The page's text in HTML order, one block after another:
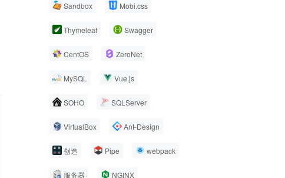
Sandbox Mobi.css
Thymeleaf Swagger
CentOS ZeroNet
MySQL Vue.js
SOHO SQLServer
VirtualBox Ant-Design
创造 Pipe webpack
服务器 NGINX